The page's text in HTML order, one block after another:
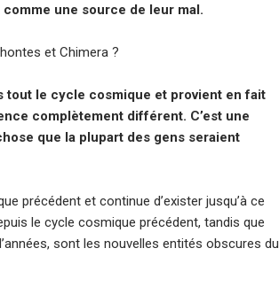
une source de leur mal.
et Chimera ?
tout le cycle cosmique et provient en fait
complètement différent. C’est une
que la plupart des gens seraient
précédent et continue d’exister jusqu’à ce
le cycle cosmique précédent, tandis que
sont les nouvelles entités obscures du